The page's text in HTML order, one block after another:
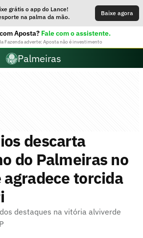
grátis o app do Lance!
na palma da mão.
Baixe agora
Aposta? Fale com o assistente.
Fazenda adverte: Aposta não é investimento
Palmeiras
descarta
do Palmeiras no
agradece torcida
destaques na vitória alviverde